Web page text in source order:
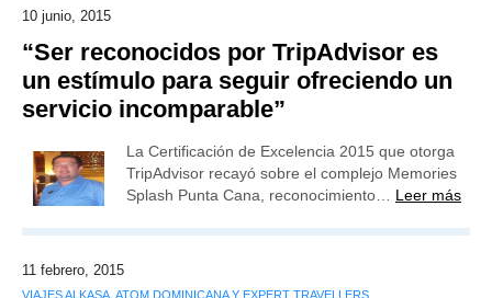
10 junio, 2015
“Ser reconocidos por TripAdvisor es
un estímulo para seguir ofreciendo un
servicio incomparable”
La Certificación de Excelencia 2015 que otorga
TripAdvisor recayó sobre el complejo Memories
Splash Punta Cana, reconocimiento… Leer más
11 febrero, 2015
VIAJES ALKASA, ATOM DOMINICANA Y EXPERT TRAVELLERS